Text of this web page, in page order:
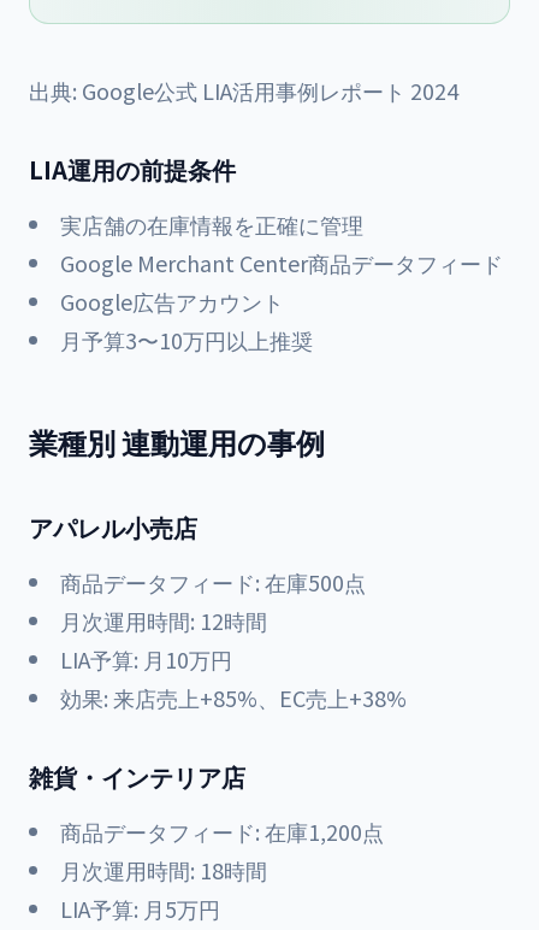
出典: Google公式 LIA活用事例レポート 2024
LIA運用の前提条件
実店舗の在庫情報を正確に管理
Google Merchant Center商品データフィード
Google広告アカウント
月予算3〜10万円以上推奨
業種別 連動運用の事例
アパレル小売店
商品データフィード: 在庫500点
月次運用時間: 12時間
LIA予算: 月10万円
効果: 来店売上+85%、EC売上+38%
雑貨・インテリア店
商品データフィード: 在庫1,200点
月次運用時間: 18時間
LIA予算: 月5万円